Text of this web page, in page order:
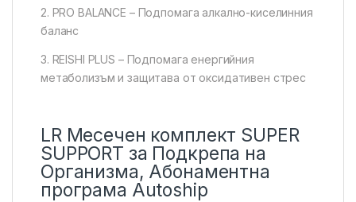
2. PRO BALANCE – Подпомага алкално-киселинния
баланс
3. REISHI PLUS – Подпомага енергийния
метаболизъм и защитава от оксидативен стрес
LR Месечен комплект SUPER
SUPPORT за Подкрепа на
Организма, Абонаментна
програма Autoship